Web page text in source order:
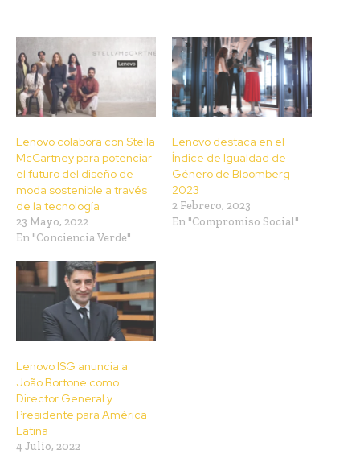
Lenovo colabora con Stella
McCartney para potenciar
el futuro del diseño de
moda sostenible a través
de la tecnología
23 Mayo, 2022
En "Conciencia Verde"
Lenovo destaca en el
Índice de Igualdad de
Género de Bloomberg
2023
2 Febrero, 2023
En "Compromiso Social"
Lenovo ISG anuncia a
João Bortone como
Director General y
Presidente para América
Latina
4 Julio, 2022